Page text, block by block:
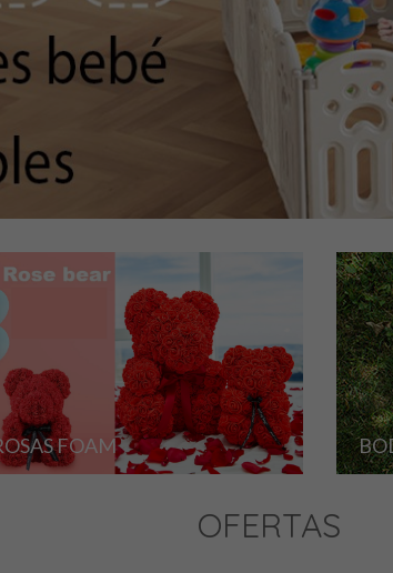
FOAM
OFERTAS